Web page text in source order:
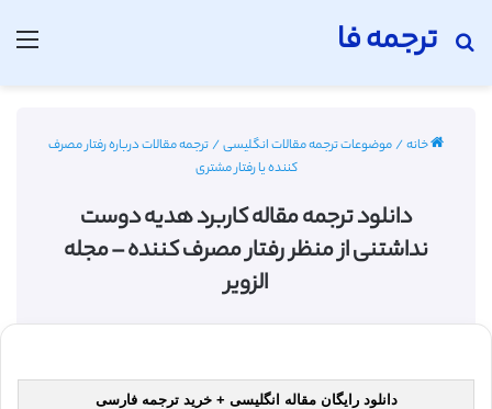
ترجمه فا
جستجو برای
خانه/موضوعات ترجمه مقالات انگلیسی/ترجمه مقالات درباره رفتار مصرف
کننده یا رفتار مشتری
دانلود ترجمه مقاله کاربرد هدیه دوست
نداشتنی از منظر رفتار مصرف کننده – مجله
الزویر
دانلود رایگان مقاله انگلیسی + خرید ترجمه فارسی